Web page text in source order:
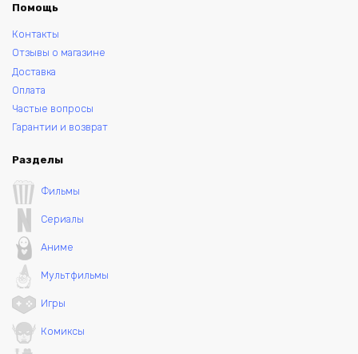
Помощь
Контакты
Отзывы о магазине
Доставка
Оплата
Частые вопросы
Гарантии и возврат
Разделы
Фильмы
Сериалы
Аниме
Мультфильмы
Игры
Комиксы